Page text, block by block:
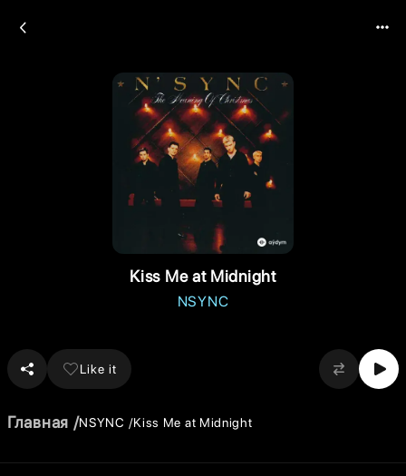
Kiss Me at Midnight
NSYNC
Like it
Главная NSYNC Kiss Me at Midnight